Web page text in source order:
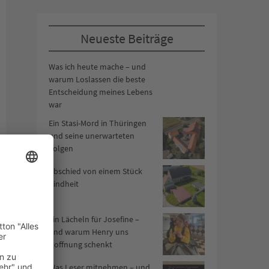
Neueste Beiträge
Was ich heute mache – und
warum Loslassen die beste
Entscheidung meines Lebens
war
Ein Stasi-Mord in Thüringen
und seine unerwarteten
Folgen
Abschied von einem Stück
Kindheit
Ein Lächeln für Josefine –
und warum Henry uns
Hoffnung schenkt